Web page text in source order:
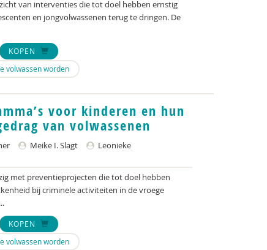
van interventies die tot doel hebben ernstig
en jongvolwassenen terug te dringen. De
KOPEN
volwassen worden
voor kinderen en hun
van volwassenen
Meike I. Slagt
Leonieke
met preventieprojecten die tot doel hebben
bij criminele activiteiten in de vroege
KOPEN
volwassen worden